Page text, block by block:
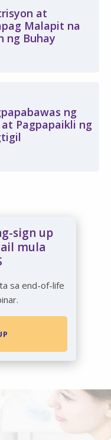
at
Malapit na
ng Buhay
ng
at Pagpapaikli ng
sign up
mula
sa end-of-life